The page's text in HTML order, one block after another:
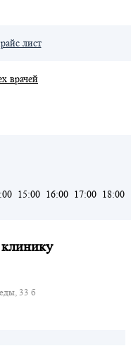
лист
врачей
15:00 16:00 17:00 18:00
клинику
33 б